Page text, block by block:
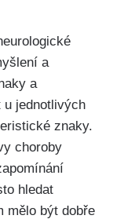
a
a
u jednotlivých
znaky.
choroby
hledat
mělo být dobře